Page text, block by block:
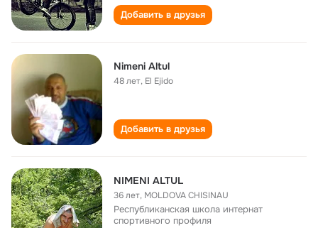
Добавить в друзья
Nimeni Altul
48 лет, El Ejido
Добавить в друзья
NIMENI ALTUL
36 лет, MOLDOVA CHISINAU
Республиканская школа интернат
спортивного профиля